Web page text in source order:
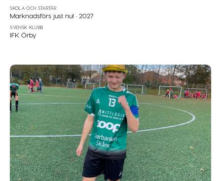
SKOLA OCH STARTÅR
Marknadsförs just nu!·2027
SVENSK KLUBB
IFK Örby